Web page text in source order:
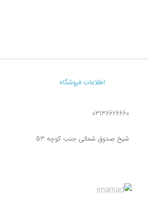
اطلاعات فروشگاه
03136626660
شیخ صدوق شمالی جنب کوچه 53